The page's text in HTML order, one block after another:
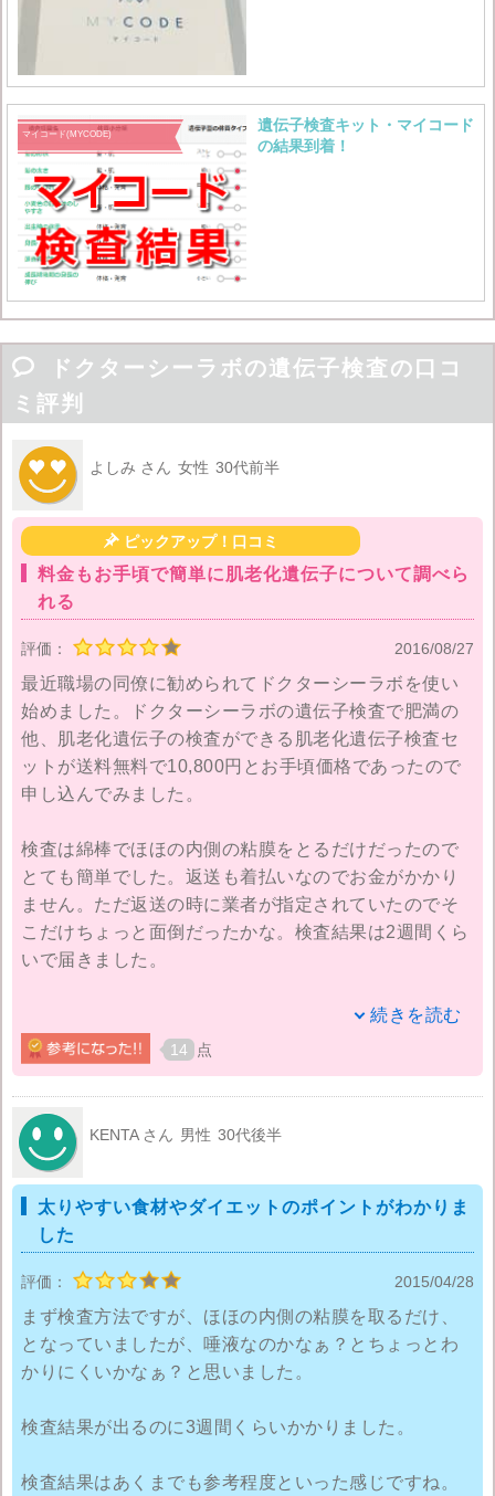
マイコード(MYCODE)
遺伝子検査キット・マイコード
の結果到着！

ドクターシーラボの遺伝子検査の口コ
ミ評判
よしみ さん 女性 30代前半
ピックアップ！口コミ
料金もお手頃で簡単に肌老化遺伝子について調べら
れる
評価： 2016/08/27
最近職場の同僚に勧められてドクターシーラボを使い
始めました。ドクターシーラボの遺伝子検査で肥満の
他、肌老化遺伝子の検査ができる肌老化遺伝子検査セ
ットが送料無料で10,800円とお手頃価格であったので
申し込んでみました。
検査は綿棒でほほの内側の粘膜をとるだけだったので
とても簡単でした。返送も着払いなのでお金がかかり
ません。ただ返送の時に業者が指定されていたのでそ
こだけちょっと面倒だったかな。検査結果は2週間くら
いで届きました。
自分ではそこまでひどくないと思っていたのですが、
検査結果を見てびっくり。シミやしわの発生しやすさ
の数値が凄く高かったです。
影響を受けやすい環境因子や生活要因もこの検査でわ
かりますし、肌質の傾向も知る事ができスキンケア方
法のアドバイス、おススメの成分などを知る事が出来
てよかったです。おススメの栄養素や食材などもわか
るので肌のケアに取り入れています。
この検査のことを妹に話したら肌老化遺伝子検査セッ
トをやってみたいと言っていたのですが、18歳未満は
親の同意が必要らしく、母親を説得して受けたみたい
です。
スキンケアなどの参考にもなりますので、肌トラブル
をすすめてみようと思っています。
続きを読む
14 点
KENTA さん 男性 30代後半
太りやすい食材やダイエットのポイントがわかりま
した
評価： 2015/04/28
まず検査方法ですが、ほほの内側の粘膜を取るだけ、
となっていましたが、唾液なのかなぁ？とちょっとわ
かりにくいかなぁ？と思いました。
検査結果が出るのに3週間くらいかかりました。
検査結果はあくまでも参考程度といった感じですね。